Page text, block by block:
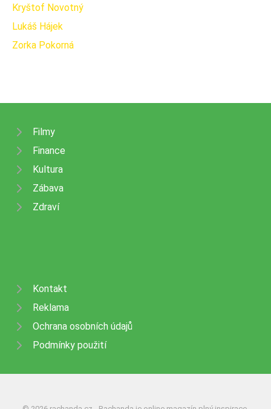
Kryštof Novotný
Lukáš Hájek
Zorka Pokorná
Filmy
Finance
Kultura
Zábava
Zdraví
Kontakt
Reklama
Ochrana osobních údajů
Podmínky použití